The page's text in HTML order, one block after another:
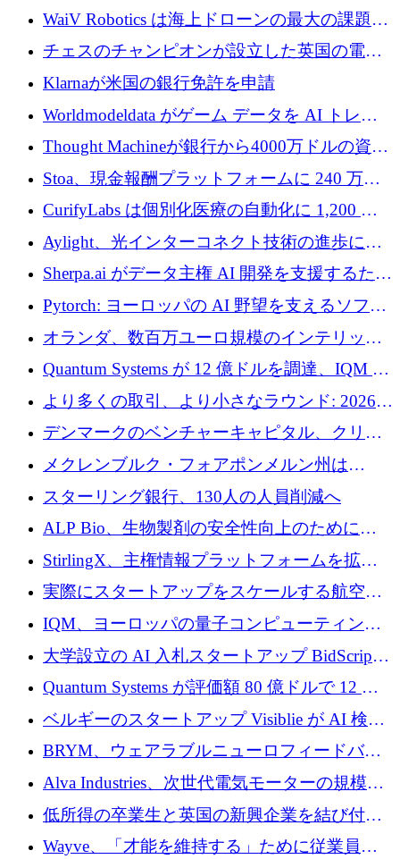
コラボレーションを強化するために 47 万ユー
WaiV Robotics は海上ドローンの最大の課題の
1 つをどのように解決しているか
チェスのチャンピオンが設立した英国の電池
材料スタートアップ TaiSan が 465 万ポンドを
Klarnaが米国の銀行免許を申請
Worldmodeldata がゲーム データを AI トレー
ニングに変えるために 700 万ポンドを獲得
Thought Machineが銀行から4000万ドルの資金
調達、年間収益1億ドルを突破
Stoa、現金報酬プラットフォームに 240 万ド
ルを確保
CurifyLabs は個別化医療の自動化に 1,200 万
ユーロを寄付
Aylight、光インターコネクト技術の進歩に向
けて450万ユーロのプレシードラウンドを終了
Sherpa.ai がデータ主権 AI 開発を支援するため
に 1,800 万ドルを調達
Pytorch: ヨーロッパの AI 野望を支えるソフト
ウェア層
オランダ、数百万ユーロ規模のインテリック
との提携で軍用ドローンにソフトウェアファ
ースト戦略を採用
Quantum Systems が 12 億ドルを調達、IQM が
米国の主要取引所で初の欧州量子企業とな
る、6 月に欧州のスタートアップ資金調達
より多くの取引、より小さなラウンド: 2026
年 6 月に欧州のスタートアップ資金調達
デンマークのベンチャーキャピタル、クリメ
ンタム・キャピタルが気候変動対策ハードウ
ェア投資として初回クローズで6,000万ユーロ
を確保
メクレンブルク・フォアポンメルン州は
Nextcloud を州全体に展開し、オープンソース
戦略を拡大
スターリング銀行、130人の人員削減へ
ALP Bio、生物製剤の安全性向上のために
Venture Kick から 16 万 1,000 ユーロを調達
StirlingX、主権情報プラットフォームを拡張
するためにシリーズ A で 2,000 万ドルを確保
実際にスタートアップをスケールする航空イ
ノベーション モデルを学ぶ
IQM、ヨーロッパの量子コンピューティング
企業として初めて米国の主要取引所に上場
大学設立の AI 入札スタートアップ BidScript
がプレシード資金総額 100 万ドルを突破
Quantum Systems が評価額 80 億ドルで 12 億
ドルを調達
ベルギーのスタートアップ Visiblie が AI 検索
の可視化のために 50 万ユーロを調達
BRYM、ウェアラブルニューロフィードバッ
クプラットフォームの開発に65万ユーロを確
Alva Industries、次世代電気モーターの規模拡
大に 1,600 万ユーロを調達
低所得の卒業生と英国の新興企業を結び付け
るためにCommon Pathを開始
Wayve、「才能を維持する」ために従業員に